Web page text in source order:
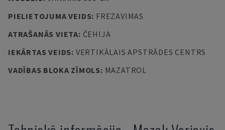
PIELIETOJUMA VEIDS: FREZAVIMAS
ATRAŠANĀS VIETA: ČEHIJA
IEKĀRTAS VEIDS: VERTIKĀLAIS APSTRĀDES CENTRS
VADĪBAS BLOKA ZĪMOLS: MAZATROL